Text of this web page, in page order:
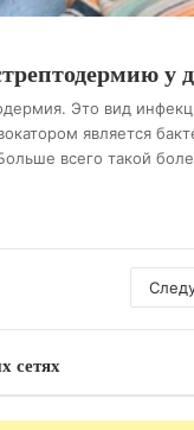
у
Это вид
является
всего такой
сетях